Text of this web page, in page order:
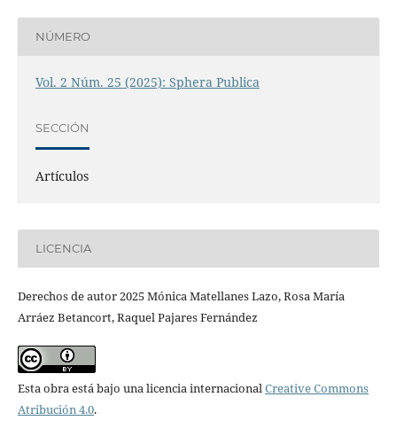
NÚMERO
Vol. 2 Núm. 25 (2025): Sphera Publica
SECCIÓN
Artículos
LICENCIA
Derechos de autor 2025 Mónica Matellanes Lazo, Rosa María
Arráez Betancort, Raquel Pajares Fernández
Esta obra está bajo una licencia internacionalCreative Commons
Atribución 4.0.